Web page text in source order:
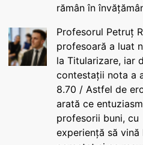
rămân în
Profesorul Petruț
profesoară a luat
la Titularizare, iar
contestații nota a
8.70 / Astfel de
arată ce
profesorii buni, cu
experiență să vină